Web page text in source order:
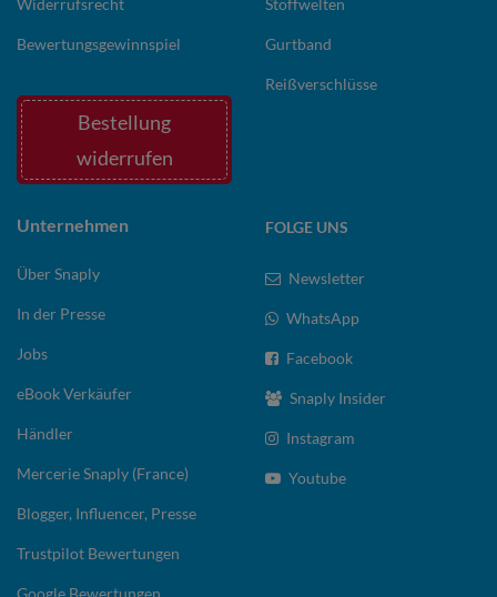
Bewertungsgewinnspiel
Bestellung
widerrufen
Gurtband
Reißverschlüsse
Unternehmen
Über Snaply
In der Presse
Jobs
eBook Verkäufer
Händler
Mercerie Snaply (France)
Blogger, Influencer, Presse
Trustpilot Bewertungen
Google Bewertungen
FOLGE UNS
Newsletter
WhatsApp
Facebook
Snaply Insider
Instagram
Youtube